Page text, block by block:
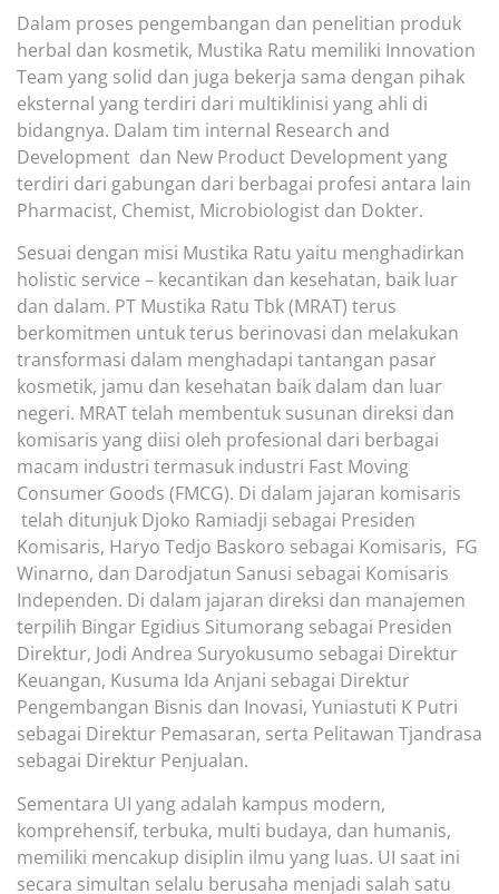
Dalam proses pengembangan dan penelitian produk
herbal dan kosmetik, Mustika Ratu memiliki Innovation
Team yang solid dan juga bekerja sama dengan pihak
eksternal yang terdiri dari multiklinisi yang ahli di
bidangnya. Dalam tim internal Research and
Development dan New Product Development yang
terdiri dari gabungan dari berbagai profesi antara lain
Pharmacist, Chemist, Microbiologist dan Dokter.
Sesuai dengan misi Mustika Ratu yaitu menghadirkan
holistic service – kecantikan dan kesehatan, baik luar
dan dalam. PT Mustika Ratu Tbk (MRAT) terus
berkomitmen untuk terus berinovasi dan melakukan
transformasi dalam menghadapi tantangan pasar
kosmetik, jamu dan kesehatan baik dalam dan luar
negeri. MRAT telah membentuk susunan direksi dan
komisaris yang diisi oleh profesional dari berbagai
macam industri termasuk industri Fast Moving
Consumer Goods (FMCG). Di dalam jajaran komisaris
telah ditunjuk Djoko Ramiadji sebagai Presiden
Komisaris, Haryo Tedjo Baskoro sebagai Komisaris, FG
Winarno, dan Darodjatun Sanusi sebagai Komisaris
Independen. Di dalam jajaran direksi dan manajemen
terpilih Bingar Egidius Situmorang sebagai Presiden
Direktur, Jodi Andrea Suryokusumo sebagai Direktur
Keuangan, Kusuma Ida Anjani sebagai Direktur
Pengembangan Bisnis dan Inovasi, Yuniastuti K Putri
sebagai Direktur Pemasaran, serta Pelitawan Tjandrasa
sebagai Direktur Penjualan.
Sementara UI yang adalah kampus modern,
komprehensif, terbuka, multi budaya, dan humanis,
memiliki mencakup disiplin ilmu yang luas. UI saat ini
secara simultan selalu berusaha menjadi salah satu